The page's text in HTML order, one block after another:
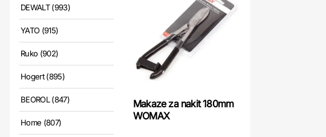
DEWALT (993)
YATO (915)
Ruko (902)
Hogert (895)
BEOROL (847)
Home (807)
Makaze za nakit 180mm
WOMAX